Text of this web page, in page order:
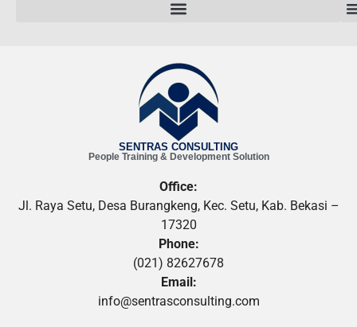
SENTRAS CONSULTING
People Training & Development Solution
Office:
Jl. Raya Setu, Desa Burangkeng, Kec. Setu, Kab. Bekasi –
17320
Phone:
(021) 82627678
Email:
info@sentrasconsulting.com